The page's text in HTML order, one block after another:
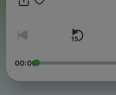
00:00